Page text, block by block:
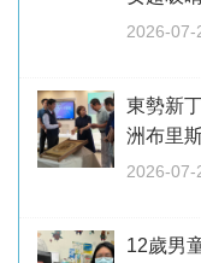
2026-07-
東勢新
洲布里
2026-07-
12歲男